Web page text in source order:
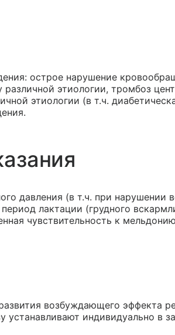
острое нарушение
различной этиологии, тромбоз
этиологии (в т.ч.
давления (в т.ч. при нарушении
лактации (грудного
чувствительность к
возбуждающего эффекта
устанавливают индивидуально в